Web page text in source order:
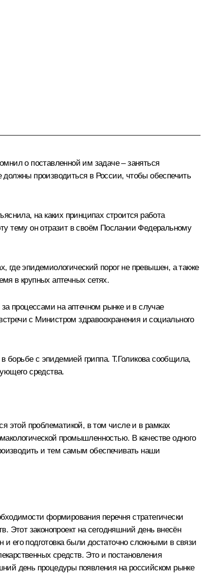
о поставленной им задаче – заняться
производиться в России, чтобы обеспечить
на каких принципах строится работа
тему он отразит в своём Послании Федеральному
где эпидемиологический порог не превышен, а также
в крупных аптечных сетях.
процессами на аптечном рынке и в случае
с Министром здравоохранения и социального
борьбе с эпидемией гриппа. Т.Голикова сообщила,
средства.
этой проблематикой, в том числе и в рамках
промышленностью. В качестве одного
и тем самым обеспечивать наши
формирования перечня стратегически
Этот законопроект на сегодняшний день внесён
его подготовка были достаточно сложными в связи
средств. Это и постановления
день процедуры появления на российском рынке